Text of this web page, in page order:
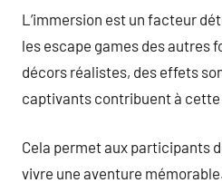
L’immersion est un facteur
les escape games des autres
décors réalistes, des effets
captivants contribuent à
Cela permet aux participants
vivre une aventure